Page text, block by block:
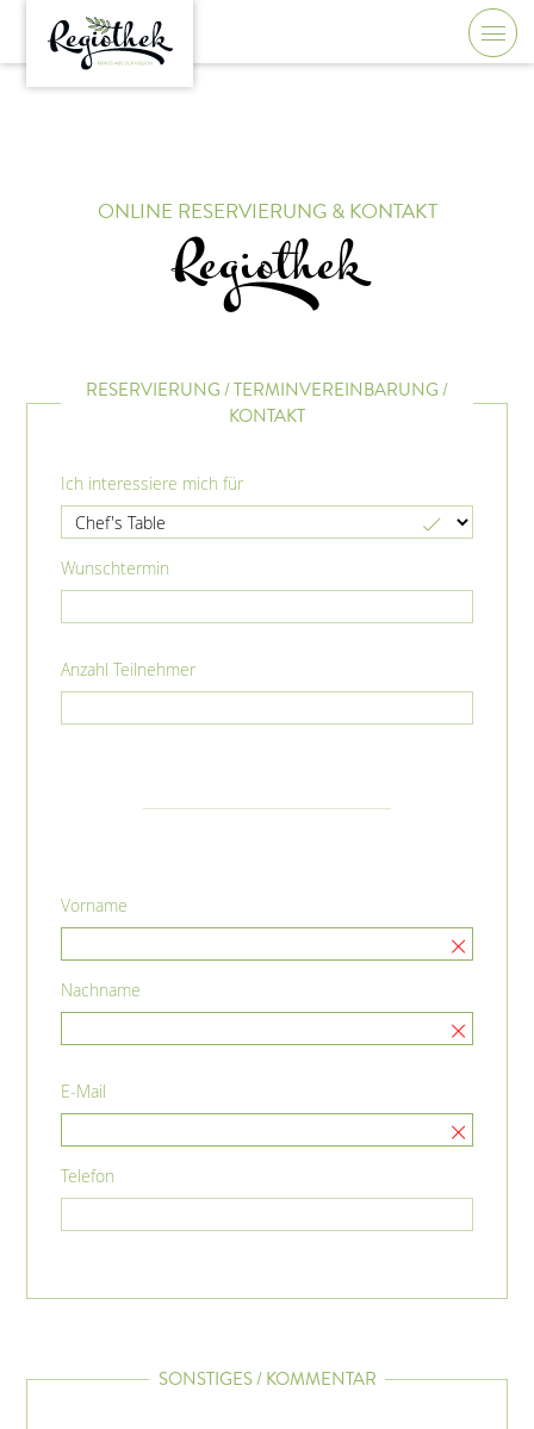
ONLINE RESERVIERUNG & KONTAKT
Regiothek
RESERVIERUNG / TERMINVEREINBARUNG /
KONTAKT
Ich interessiere mich für
Wunschtermin
Anzahl Teilnehmer
Vorname
Nachname
E-Mail
Telefon
SONSTIGES / KOMMENTAR